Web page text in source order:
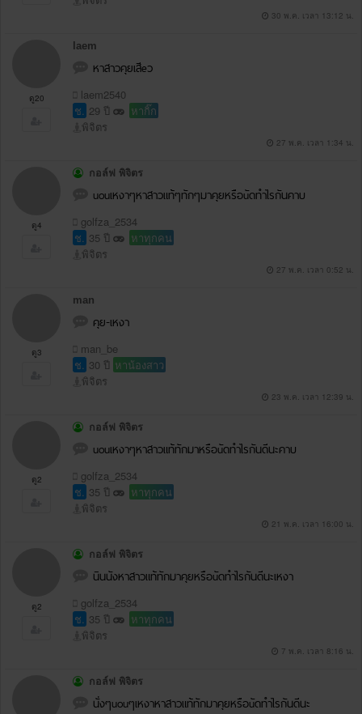
30 พ.ค. เวลา 13:12 น.
ดู20
laem
หาสาวคุยเสีeว
laem2540
ช. 29 ปี
หากิ๊ก
พิจิตร
27 พ.ค. เวลา 1:34 น.
ดู4
กอล์ฟ พิจิตร
uouเหงาๆหาสาวแท้ๆทักๆมาคุยหรือuัดทำไรกันคาบ
golfza_2534
ช. 35 ปี
หาทุกคน
พิจิตร
27 พ.ค. เวลา 0:52 น.
ดู3
man
คุย-เหงา
man_be
ช. 30 ปี หาน้องสาว
พิจิตร
23 พ.ค. เวลา 12:39 น.
ดู2
กอล์ฟ พิจิตร
uouเหงาๆหาสาวแท้ทักมาหรือuัดทำไรกันดีนะคาบ
golfza_2534
ช. 35 ปี
หาทุกคน
พิจิตร
21 พ.ค. เวลา 16:00 น.
ดู2
กอล์ฟ พิจิตร
นินนังหาสาวแท้ทักมาคุยหรือuัดทำไรกันดีนะเหงา
golfza_2534
ช. 35 ปี
หาทุกคน
พิจิตร
7 พ.ค. เวลา 8:16 น.
กอล์ฟ พิจิตร
นั่งๆuouๆเหงาหาสาวแท้ทักมาคุยหรือuัดทำไรกันดีนะ